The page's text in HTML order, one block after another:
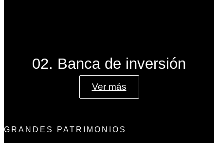
02. Banca de inversión
Ver más
GRANDES PATRIMONIOS